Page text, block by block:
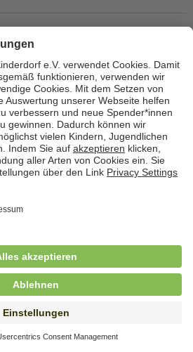
/ Köchin (m/w/d) als
im Bereich
SOS-Kinderdorf
(m/w/d)
30 Std./.Wo.), SOS-
(m/w/d)
Teilzeit (20 Std./Wo.), SOS-
Hagen